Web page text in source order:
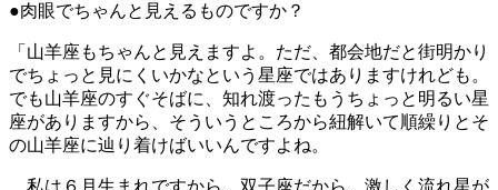
●肉眼でちゃんと見えるものですか？
「山羊座もちゃんと見えますよ。ただ、都会地だと街明かり
でちょっと見にくいかなという星座ではありますけれども。
でも山羊座のすぐそばに、知れ渡ったもうちょっと明るい星
座がありますから、そういうところから紐解いて順繰りとそ
の山羊座に辿り着けばいいんですよね。